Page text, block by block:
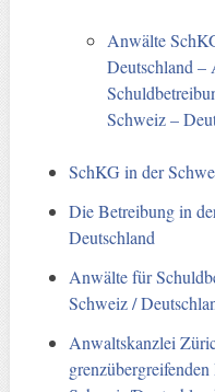
Anwälte
Deutschland
Schweiz –
SchKG in der
Die Betreibung in
Deutschland
Anwälte für
Schweiz /
Anwaltskanzlei